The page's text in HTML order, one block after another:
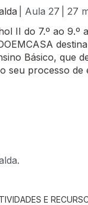
| Aula 27 | 27
II do 7.º ao 9.º
Básico, que
seu processo de
E